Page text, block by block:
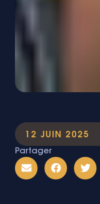
12 JUIN 2025
Partager